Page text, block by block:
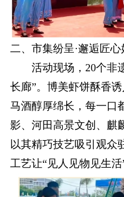
二、市集纷呈·邂逅匠心
活动现场，20个非
长廊”。博美虾饼酥香
马酒醇厚绵长，每一口
影、河田高景文创、麒
以其精巧技艺吸引观众
工艺让“见人见物见生活